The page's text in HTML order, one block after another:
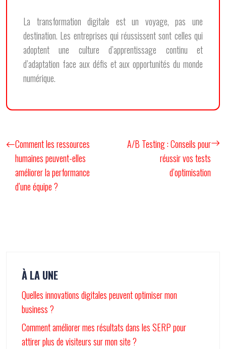
La transformation digitale est un voyage, pas une
destination. Les entreprises qui réussissent sont celles qui
adoptent une culture d’apprentissage continu et
d’adaptation face aux défis et aux opportunités du monde
numérique.
Comment les ressources
humaines peuvent-elles
améliorer la performance
d’une équipe ?
A/B Testing : Conseils pour
réussir vos tests
d’optimisation
À LA UNE
Quelles innovations digitales peuvent optimiser mon
business ?
Comment améliorer mes résultats dans les SERP pour
attirer plus de visiteurs sur mon site ?